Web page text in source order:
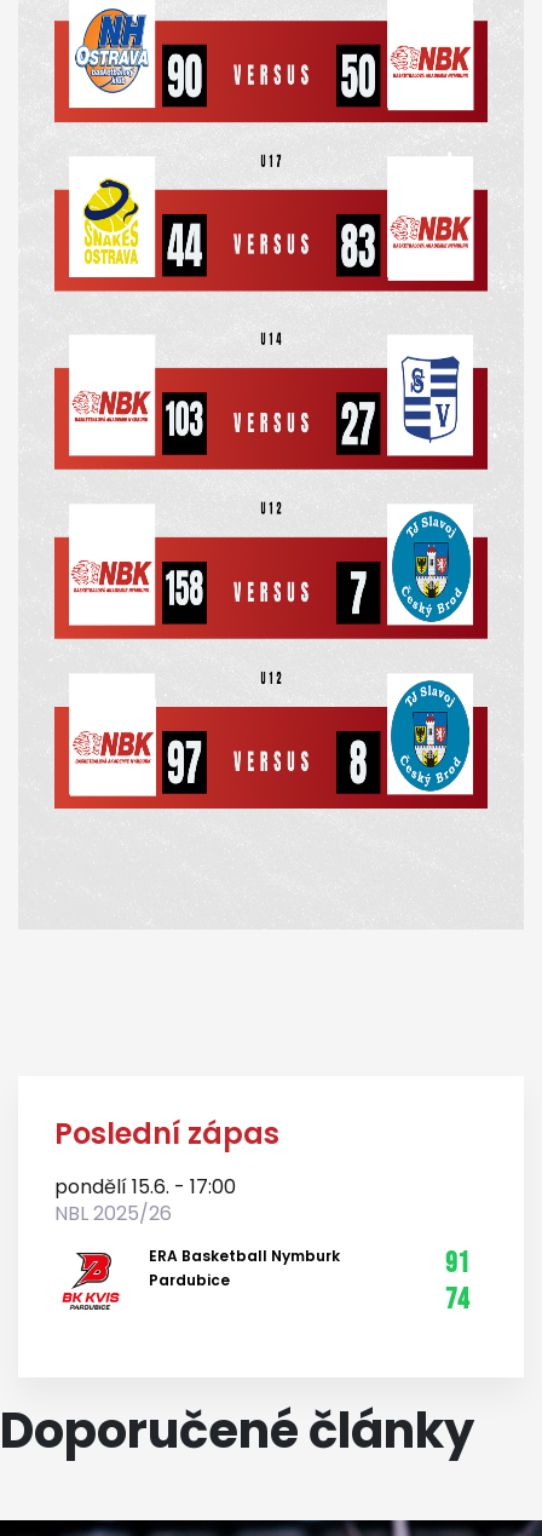
Poslední zápas
pondělí 15.6. - 17:00
NBL 2025/26
ERA Basketball Nymburk
Pardubice
91
74
Doporučené články